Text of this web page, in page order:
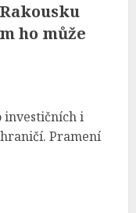
ho může
investičních i
Pramení